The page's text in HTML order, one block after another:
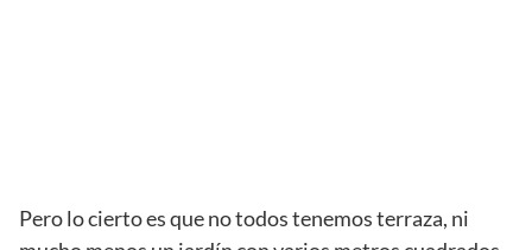
Pero lo cierto es que no todos tenemos terraza, ni